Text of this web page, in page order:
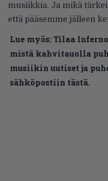
musiikkia. Ja mikä
että pääsemme jälleen
Lue myös:Tilaa
mistä kahvitauolla
musiikin uutiset ja
sähköpostiin tästä.